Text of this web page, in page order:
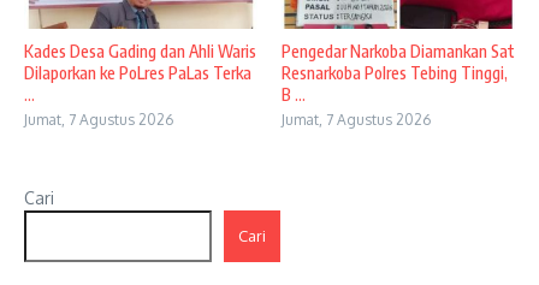
Kades Desa Gading dan Ahli Waris
Dilaporkan ke PoLres PaLas Terka
...
Jumat, 7 Agustus 2026
Pengedar Narkoba Diamankan Sat
Resnarkoba Polres Tebing Tinggi,
B ...
Jumat, 7 Agustus 2026
Cari
Cari